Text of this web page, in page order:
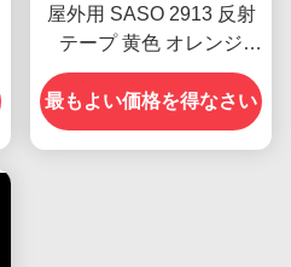
屋外用 SASO 2913 反射
テープ 黄色 オレンジ
OEM
最もよい価格を得なさい